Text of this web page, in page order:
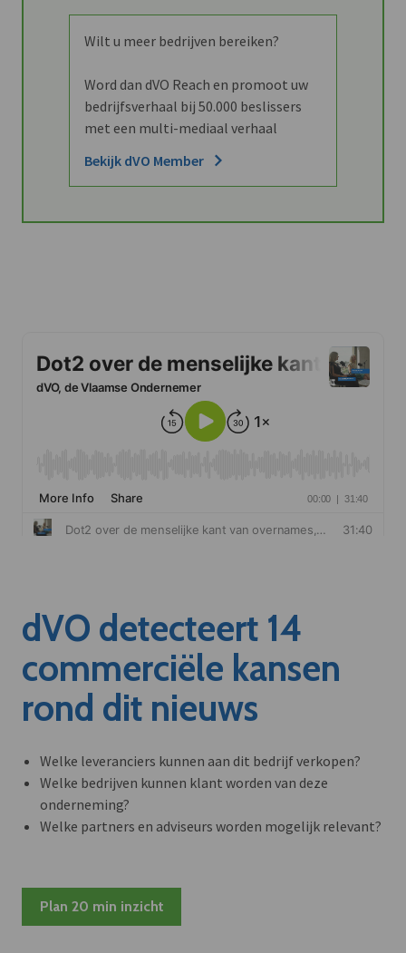
Wilt u meer bedrijven bereiken?
Word dan dVO Reach en promoot uw
bedrijfsverhaal bij 50.000 beslissers
met een multi-mediaal verhaal
Bekijk dVO Member
dVO detecteert 14
commerciële kansen
rond dit nieuws
Welke leveranciers kunnen aan dit bedrijf verkopen?
Welke bedrijven kunnen klant worden van deze
onderneming?
Welke partners en adviseurs worden mogelijk relevant?
Plan 20 min inzicht